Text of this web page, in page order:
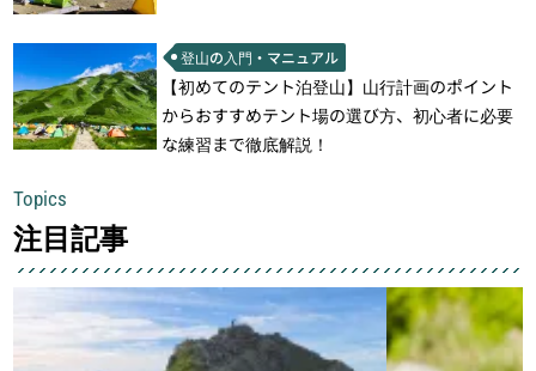
登山の入門・マニュアル
【初めてのテント泊登山】山行計画のポイント
からおすすめテント場の選び方、初心者に必要
な練習まで徹底解説！
Topics
注目記事